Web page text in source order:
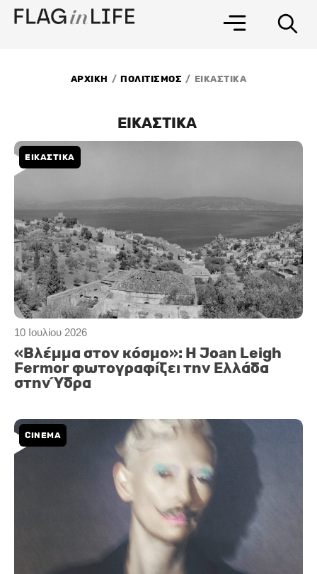
Μετάβαση
στο
ΑΡΧΙΚΗ / ΠΟΛΙΤΙΣΜΟΣ / ΕΙΚΑΣΤΙΚΑ
ΕΙΚΑΣΤΙΚΑ
10 Ιουλίου 2026
ΕΙΚΑΣΤΙΚΑ
«Βλέμμα στον κόσμο»: Η Joan Leigh
Fermor φωτογραφίζει την Ελλάδα
στην Ύδρα
CINEMA